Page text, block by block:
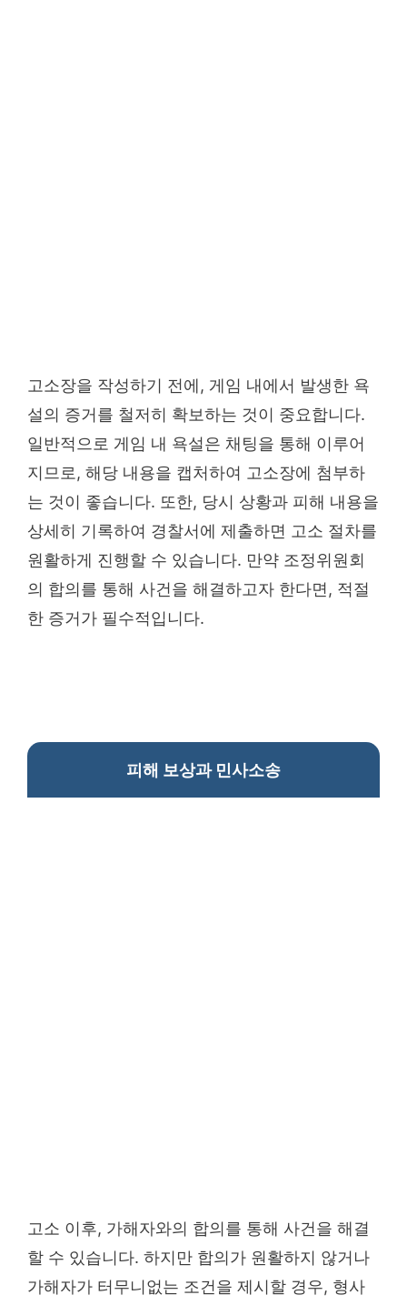
고소장을 작성하기 전에, 게임 내에서 발생한 욕
설의 증거를 철저히 확보하는 것이 중요합니다.
일반적으로 게임 내 욕설은 채팅을 통해 이루어
지므로, 해당 내용을 캡처하여 고소장에 첨부하
는 것이 좋습니다. 또한, 당시 상황과 피해 내용을
상세히 기록하여 경찰서에 제출하면 고소 절차를
원활하게 진행할 수 있습니다. 만약 조정위원회
의 합의를 통해 사건을 해결하고자 한다면, 적절
한 증거가 필수적입니다.
피해 보상과 민사소송
고소 이후, 가해자와의 합의를 통해 사건을 해결
할 수 있습니다. 하지만 합의가 원활하지 않거나
가해자가 터무니없는 조건을 제시할 경우, 형사